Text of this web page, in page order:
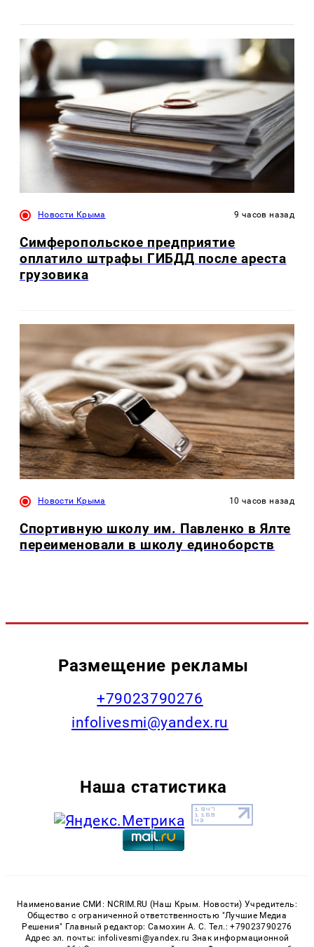
Новости Крыма 9 часов назад
Симферопольское предприятие
оплатило штрафы ГИБДД после ареста
грузовика
Новости Крыма 10 часов назад
Спортивную школу им. Павленко в Ялте
переименовали в школу единоборств
Размещение рекламы
+79023790276
infolivesmi@yandex.ru
Наша статистика
Наименование СМИ: NCRIM.RU (Наш Крым. Новости) Учредитель:
Общество с ограниченной ответственностью "Лучшие Медиа
Решения" Главный редактор: Самохин А. С. Тел.: +79023790276
Адрес эл. почты: infolivesmi@yandex.ru Знак информационной